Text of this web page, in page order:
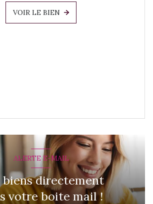
VOIR LE BIEN
ALERTE E-MAIL
biens directement
votre boite mail !